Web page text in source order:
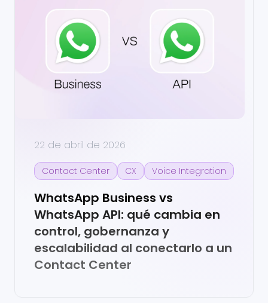
22 de abril de 2026
Contact Center CX Voice Integration
WhatsApp Business vs
WhatsApp API: qué cambia en
control, gobernanza y
escalabilidad al conectarlo a un
Contact Center